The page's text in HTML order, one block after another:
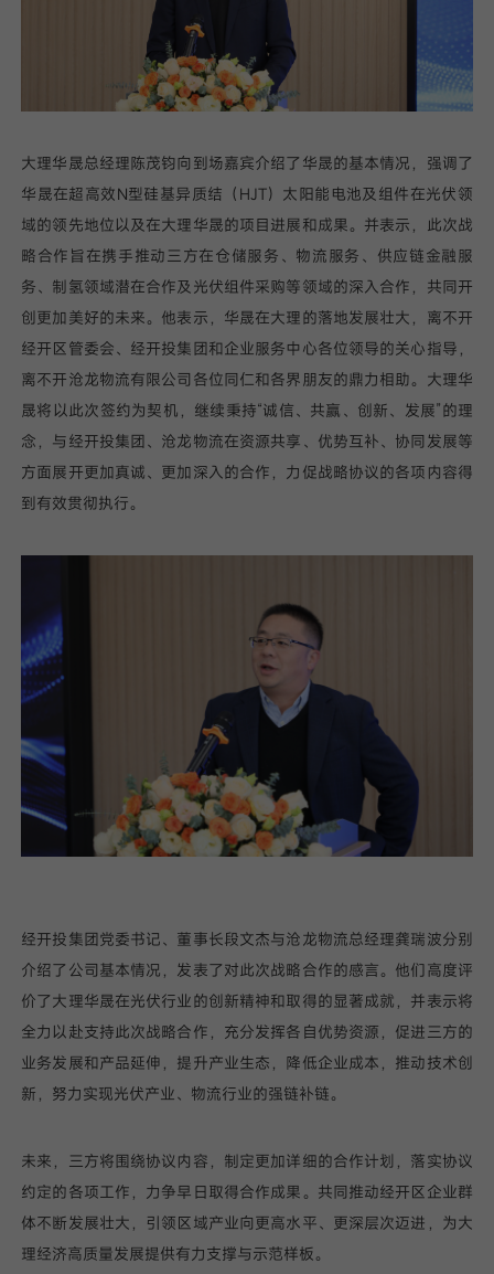
大理华晟总经理陈茂钧向到场嘉宾介绍了华晟的基本情况，强调了
华晟在超高效N型硅基异质结（HJT）太阳能电池及组件在光伏领
域的领先地位以及在大理华晟的项目进展和成果。并表示，此次战
略合作旨在携手推动三方在仓储服务、物流服务、供应链金融服
务、制氢领域潜在合作及光伏组件采购等领域的深入合作，共同开
创更加美好的未来。他表示，华晟在大理的落地发展壮大，离不开
经开区管委会、经开投集团和企业服务中心各位领导的关心指导，
离不开沧龙物流有限公司各位同仁和各界朋友的鼎力相助。大理华
晟将以此次签约为契机，继续秉持“诚信、共赢、创新、发展”的理
念，与经开投集团、沧龙物流在资源共享、优势互补、协同发展等
方面展开更加真诚、更加深入的合作，力促战略协议的各项内容得
到有效贯彻执行。
经开投集团党委书记、董事长段文杰与沧龙物流总经理龚瑞波分别
介绍了公司基本情况，发表了对此次战略合作的感言。他们高度评
价了大理华晟在光伏行业的创新精神和取得的显著成就，并表示将
全力以赴支持此次战略合作，充分发挥各自优势资源，促进三方的
业务发展和产品延伸，提升产业生态，降低企业成本，推动技术创
新，努力实现光伏产业、物流行业的强链补链。
未来，三方将围绕协议内容，制定更加详细的合作计划，落实协议
约定的各项工作，力争早日取得合作成果。共同推动经开区企业群
体不断发展壮大，引领区域产业向更高水平、更深层次迈进，为大
理经济高质量发展提供有力支撑与示范样板。